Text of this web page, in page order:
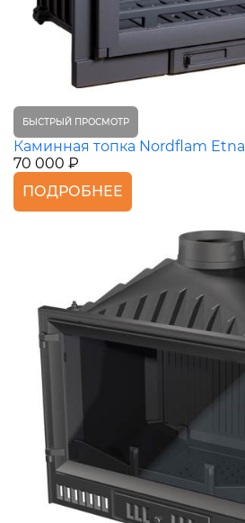
БЫСТРЫЙ ПРОСМОТР
Каминная топка Nordflam Etna
70 000 ₽
ПОДРОБНЕЕ